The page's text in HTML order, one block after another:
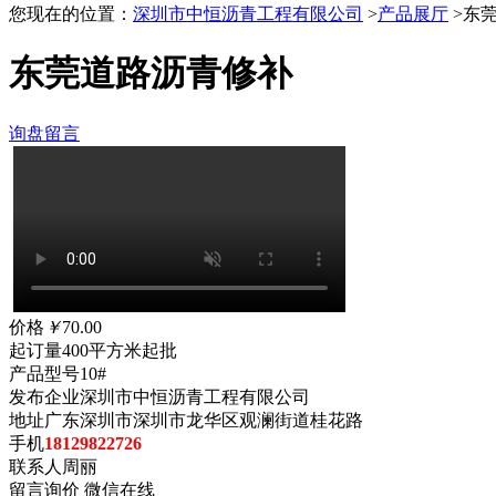
您现在的位置： 深圳市中恒沥青工程有限公司 >产品展厅 >东
东莞道路沥青修补
询盘留言
价格 ￥70.00
起订量400平方米起批
产品型号10#
发布企业深圳市中恒沥青工程有限公司
地址广东深圳市深圳市龙华区观澜街道桂花路
手机18129822726
联系人 周丽
留言询价 微信在线